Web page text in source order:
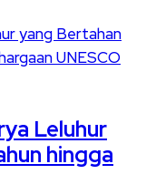
Leluhur
hingga